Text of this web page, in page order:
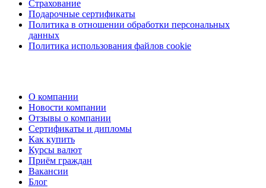
Страхование
Подарочные сертификаты
Политика в отношении обработки персональных
данных
Политика использования файлов cookie
О компании
Новости компании
Отзывы о компании
Сертификаты и дипломы
Как купить
Курсы валют
Приём граждан
Вакансии
Блог